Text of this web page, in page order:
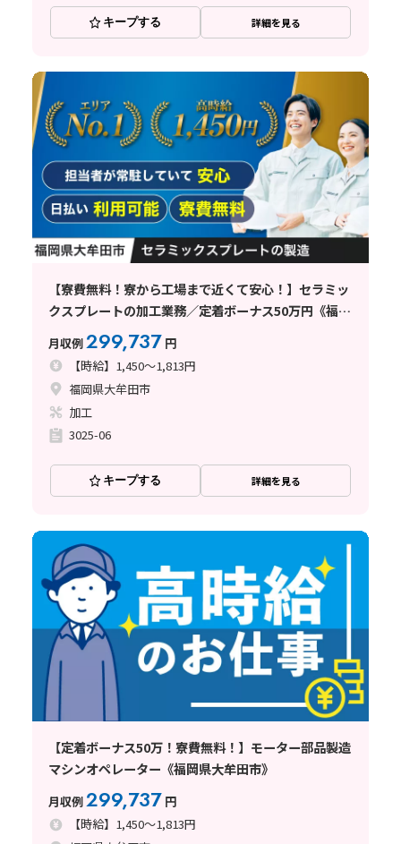
キープする 詳細を見る
【寮費無料！寮から工場まで近くて安心！】セラミッ
クスプレートの加工業務／定着ボーナス50万円《福岡
県大牟田市》
月収例299,737 円
【時給】1,450～1,813円
福岡県大牟田市
加工
3025-06
キープする 詳細を見る
【定着ボーナス50万！寮費無料！】モーター部品製造
マシンオペレーター《福岡県大牟田市》
月収例299,737 円
【時給】1,450～1,813円